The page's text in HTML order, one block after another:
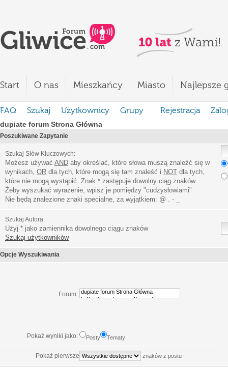
Start O nas Mieszkańcy Miasto Najlepsze
FAQ Szukaj Użytkownicy Grupy Rejestracja
dupiate forum Strona Główna
Poszukiwane Zapytanie
Szukaj Słów Kluczowych:
Możesz używać AND aby określać, które słowa muszą znaleźć się w
wynikach, OR dla tych, które mogą się tam znaleść i NOT dla tych,
które nie mogą wystąpić. Znak * zastępuje dowolny ciąg znaków.
Żeby wyszukać wyrażenie, wpisz je pomiędzy "cudzysłowiami"
Nie będą znalezione znaki specialne, za wyjątkiem: @ . - _
Szukaj Autora:
Użyj * jako zamiennika dowolnego ciągu znaków
Szukaj użytkowników
Opcje Wyszukiwania
Forum:
Pokaż wyniki jako: Posty Tematy
Pokaż pierwsze znaków z postu